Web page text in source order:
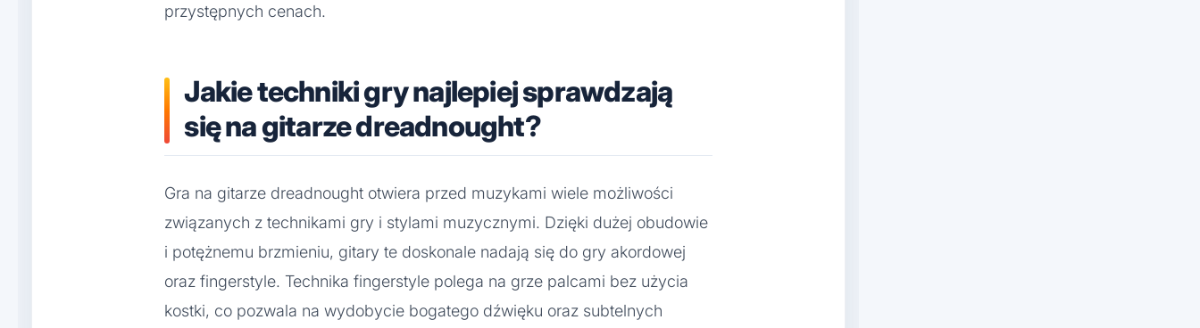
przystępnych cenach.
Jakie techniki gry najlepiej sprawdzają
się na gitarze dreadnought?
Gra na gitarze dreadnought otwiera przed muzykami wiele możliwości
związanych z technikami gry i stylami muzycznymi. Dzięki dużej obudowie
i potężnemu brzmieniu, gitary te doskonale nadają się do gry akordowej
oraz fingerstyle. Technika fingerstyle polega na grze palcami bez użycia
kostki, co pozwala na wydobycie bogatego dźwięku oraz subtelnych